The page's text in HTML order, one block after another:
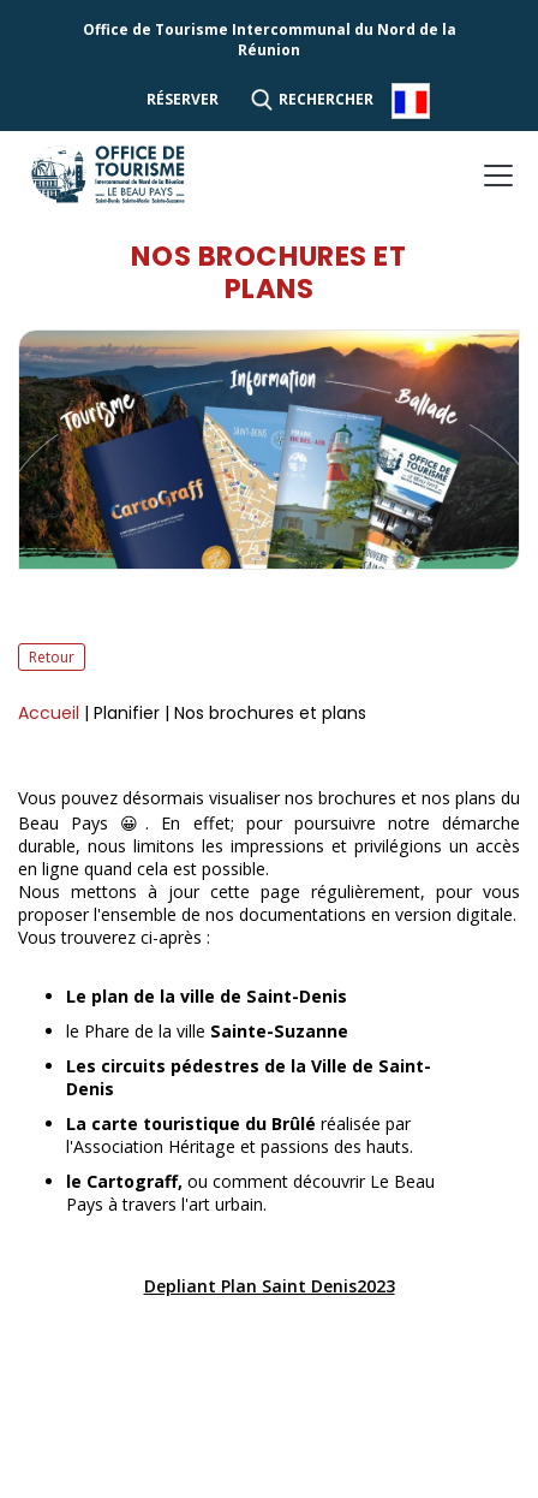
Office de Tourisme Intercommunal du Nord de la
Réunion
RÉSERVER RECHERCHER
NOS BROCHURES ET
PLANS
Retour
Accueil | Planifier | Nos brochures et plans
Vous pouvez désormais visualiser nos brochures et nos plans du
Beau Pays 😀. En effet; pour poursuivre notre démarche
durable, nous limitons les impressions et privilégions un accès
en ligne quand cela est possible.
Nous mettons à jour cette page régulièrement, pour vous
proposer l'ensemble de nos documentations en version digitale.
Vous trouverez ci-après :
Le plan de la ville de Saint-Denis
le Phare de la ville Sainte-Suzanne
Les circuits pédestres de la Ville de Saint-
Denis
La carte touristique du Brûlé réalisée par
l'Association Héritage et passions des hauts.
le Cartograff, ou comment découvrir Le Beau
Pays à travers l'art urbain.
Depliant Plan Saint Denis2023